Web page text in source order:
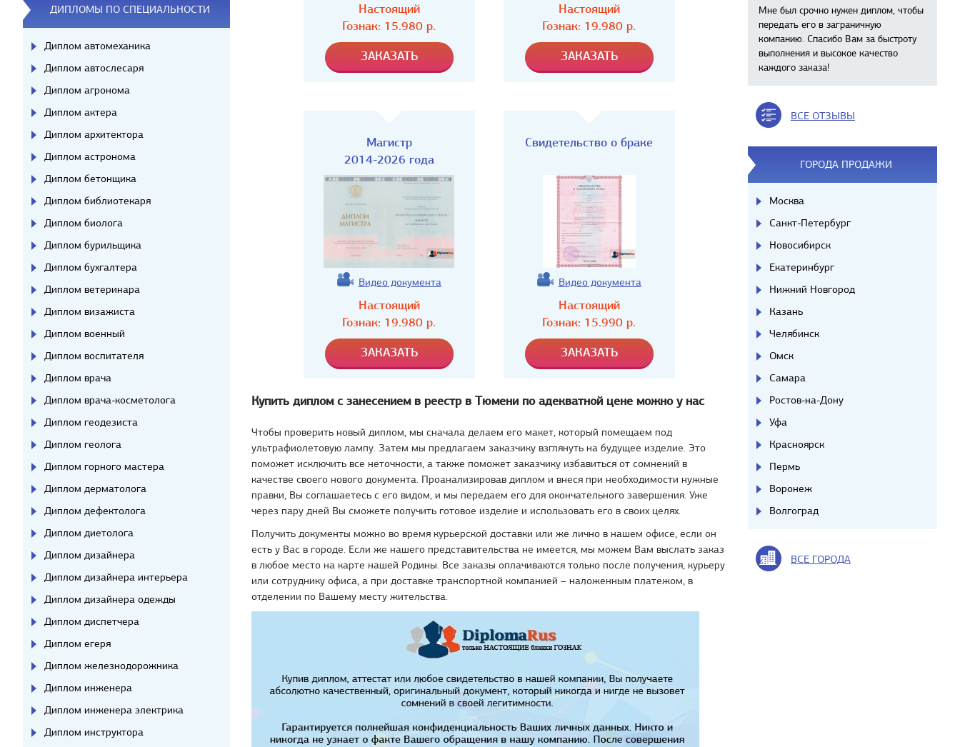
Настоящий
Гознак: 15.980 р.
Настоящий
Гознак: 19.980 р.
Магистр
2014-2026 года
Видео документа
Настоящий
Гознак: 19.980 р.
Свидетельство о браке
Видео документа
Настоящий
Гознак: 15.990 р.
Купить диплом с занесением в реестр в Тюмени по адекватной цене можно у нас
Чтобы проверить новый диплом, мы сначала делаем его макет, который помещаем под
ультрафиолетовую лампу. Затем мы предлагаем заказчику взглянуть на будущее изделие. Это
поможет исключить все неточности, а также поможет заказчику избавиться от сомнений в
качестве своего нового документа. Проанализировав диплом и внеся при необходимости нужные
правки, Вы соглашаетесь с его видом, и мы передаем его для окончательного завершения. Уже
через пару дней Вы сможете получить готовое изделие и использовать его в своих целях.
Получить документы можно во время курьерской доставки или же лично в нашем офисе, если он
есть у Вас в городе. Если же нашего представительства не имеется, мы можем Вам выслать заказ
в любое место на карте нашей Родины. Все заказы оплачиваются только после получения, курьеру
или сотруднику офиса, а при доставке транспортной компанией – наложенным платежом, в
отделении по Вашему месту жительства.
ДИПЛОМЫ ПО СПЕЦИАЛЬНОСТИ
Диплом автомеханика
Диплом автослесаря
Диплом агронома
Диплом актера
Диплом архитектора
Диплом астронома
Диплом бетонщика
Диплом библиотекаря
Диплом биолога
Диплом бурильщика
Диплом бухгалтера
Диплом ветеринара
Диплом визажиста
Диплом военный
Диплом воспитателя
Диплом врача
Диплом врача-косметолога
Диплом геодезиста
Диплом геолога
Диплом горного мастера
Диплом дерматолога
Диплом дефектолога
Диплом диетолога
Диплом дизайнера
Диплом дизайнера интерьера
Диплом дизайнера одежды
Диплом диспетчера
Диплом егеря
Диплом железнодорожника
Диплом инженера
Диплом инженера электрика
Диплом инструктора
Мне был срочно нужен диплом, чтобы
передать его в заграничную
компанию. Спасибо Вам за быстроту
выполнения и высокое качество
каждого заказа!
ВСЕ ОТЗЫВЫ
ГОРОДА ПРОДАЖИ
Москва
Санкт-Петербург
Новосибирск
Екатеринбург
Нижний Новгород
Казань
Челябинск
Омск
Самара
Ростов-на-Дону
Уфа
Красноярск
Пермь
Воронеж
Волгоград
ВСЕ ГОРОДА